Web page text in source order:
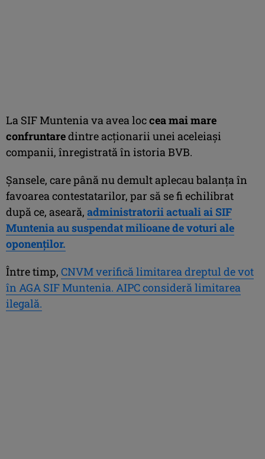
La SIF Muntenia va avea loccea mai mare
confruntaredintre acţionarii unei aceleiaşi
companii, înregistrată în istoria BVB.
Şansele, care până nu demult aplecau balanţa în
favoarea contestatarilor, par să se fi echilibrat
după ce, aseară, administratorii actuali ai SIF
Muntenia au suspendat milioane de voturi ale
oponenţilor.
Între timp, CNVM verifică limitarea dreptul de vot
în AGA SIF Muntenia. AIPC consideră limitarea
ilegală.